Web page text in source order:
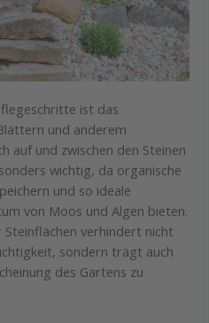
ist das
und anderem
auf und zwischen den Steinen
wichtig, da organische
und so ideale
von Moos und Algen bieten.
verhindert nicht
sondern trägt auch
des Gartens zu